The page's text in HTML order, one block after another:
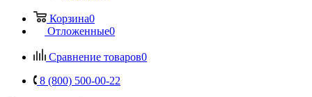
Корзина0
Отложенные0
Сравнение товаров0
8 (800) 500-00-22